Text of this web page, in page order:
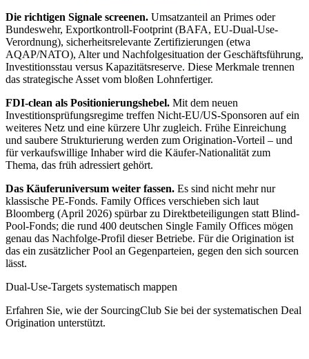
Die richtigen Signale screenen. Umsatzanteil an Primes oder
Bundeswehr, Exportkontroll-Footprint (BAFA, EU-Dual-Use-
Verordnung), sicherheitsrelevante Zertifizierungen (etwa
AQAP/NATO), Alter und Nachfolgesituation der Geschäftsführung,
Investitionsstau versus Kapazitätsreserve. Diese Merkmale trennen
das strategische Asset vom bloßen Lohnfertiger.
FDI-clean als Positionierungshebel. Mit dem neuen
Investitionsprüfungsregime treffen Nicht-EU/US-Sponsoren auf ein
weiteres Netz und eine kürzere Uhr zugleich. Frühe Einreichung
und saubere Strukturierung werden zum Origination-Vorteil – und
für verkaufswillige Inhaber wird die Käufer-Nationalität zum
Thema, das früh adressiert gehört.
Das Käuferuniversum weiter fassen. Es sind nicht mehr nur
klassische PE-Fonds. Family Offices verschieben sich laut
Bloomberg (April 2026) spürbar zu Direktbeteiligungen statt Blind-
Pool-Fonds; die rund 400 deutschen Single Family Offices mögen
genau das Nachfolge-Profil dieser Betriebe. Für die Origination ist
das ein zusätzlicher Pool an Gegenparteien, gegen den sich sourcen
lässt.
Dual-Use-Targets systematisch mappen
Erfahren Sie, wie der SourcingClub Sie bei der systematischen Deal
Origination unterstützt.